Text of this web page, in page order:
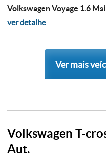
Volkswagen Voyage 1.6
ver detalhe
Ver mais
Volkswagen T-
Aut.